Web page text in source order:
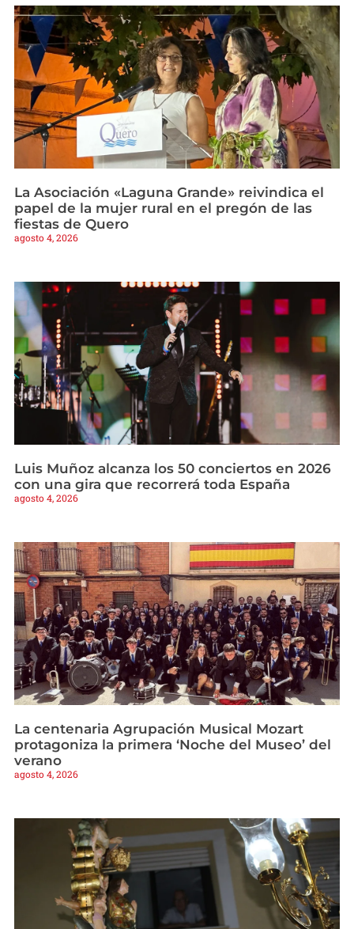
La Asociación «Laguna Grande» reivindica el
papel de la mujer rural en el pregón de las
fiestas de Quero
agosto 4, 2026
Luis Muñoz alcanza los 50 conciertos en 2026
con una gira que recorrerá toda España
agosto 4, 2026
La centenaria Agrupación Musical Mozart
protagoniza la primera ‘Noche del Museo’ del
verano
agosto 4, 2026